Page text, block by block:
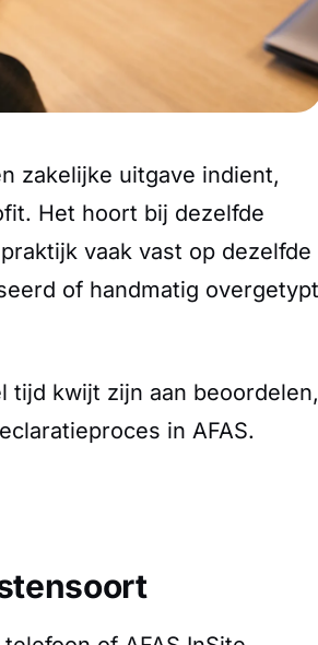
zakelijke uitgave indient,
Het hoort bij dezelfde
vaak vast op dezelfde
of handmatig overgetypt
tijd kwijt zijn aan beoordelen,
in AFAS.